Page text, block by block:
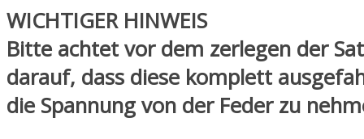
WICHTIGER HINWEIS
Bitte achtet vor dem zerlegen der
darauf, dass diese komplett
die Spannung von der Feder zu